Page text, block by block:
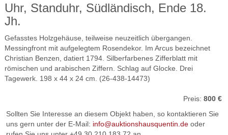
Uhr, Standuhr, Südländisch, Ende 18.
Jh.
Gefasstes Holzgehäuse, teilweise neuzeitlich übergangen.
Messingfront mit aufgelegtem Rosendekor. Im Arcus bezeichnet
Christian Benzen, datiert 1794. Silberfarbenes Zifferblatt mit
römischen und arabischen Ziffern. Schlag auf Glocke. Drei
Tagewerk. 198 x 44 x 24 cm. (26-438-14473)
Preis: 800 €
Sollten Sie Interesse an diesem Objekt haben, so kontaktieren Sie
uns gern unter der E-Mail: info@auktionshausquentin.de oder